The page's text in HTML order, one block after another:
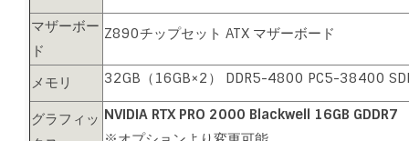
マザーボー
ド
Z890チップセット ATX マザーボード
メモリ 32GB（16GB×2） DDR5-4800 PC5-38400
グラフィッ NVIDIA RTX PRO 2000 Blackwell 16GB GDDR7